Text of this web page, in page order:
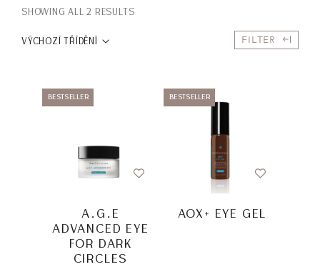
SHOWING ALL 2 RESULTS
VÝCHOZÍ TŘÍDĚNÍ FILTER
BESTSELLER
A.G.E
ADVANCED EYE
FOR DARK
CIRCLES
BESTSELLER
AOX+ EYE GEL